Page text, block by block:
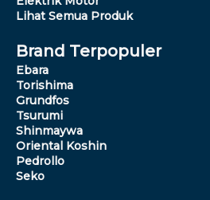
Lihat Semua Produk
Brand Terpopuler
Ebara
Torishima
Grundfos
Tsurumi
Shinmaywa
Oriental Koshin
Pedrollo
Seko